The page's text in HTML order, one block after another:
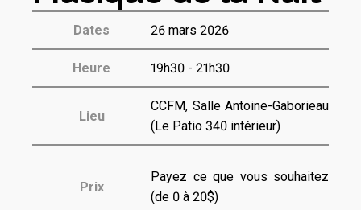
Dates 26 mars 2026
Heure 19h30 - 21h30
Lieu
CCFM, Salle Antoine-Gaborieau
(Le Patio 340 intérieur)
Prix
Payez ce que vous souhaitez
(de 0 à 20$)